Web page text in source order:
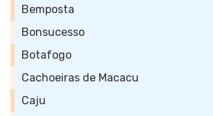
Bemposta
Bonsucesso
Botafogo
Cachoeiras de Macacu
Caju